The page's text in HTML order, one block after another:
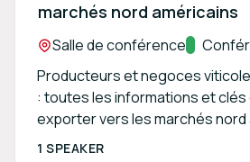
marchés nord américains
Location:
Salle de conférenceTrack:
Producteurs et negoces
: toutes les informations et
exporter vers les marchés nord
1 SPEAKER